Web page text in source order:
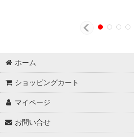
ホーム
ショッピングカート
マイページ
お問い合せ